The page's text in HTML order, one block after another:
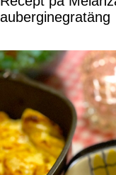
auberginegratäng